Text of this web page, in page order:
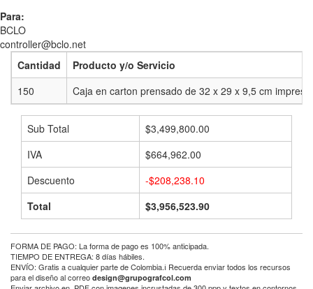
Para:
BCLO
controller@bclo.net
Cantidad
Producto y/o Servicio
150
Caja en carton prensado de 32 x 29 x 9,5 cm
Sub Total
$3,499,800.00
IVA
$664,962.00
Descuento
-$208,238.10
Total
$3,956,523.90
FORMA DE PAGO: La forma de pago es 100% anticipada.
TIEMPO DE ENTREGA: 8 días hábiles.
ENVÍO: Gratis a cualquier parte de Colombia.ℹ Recuerda enviar todos los recursos
para el diseño al correo design@grupografcol.com